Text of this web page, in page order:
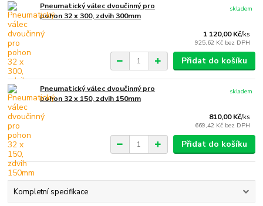
Pneumatický válec dvoučinný pro
pohon 32 x 300, zdvih 300mm
1 120,00 Kč/ks
925,62 Kč bez DPH
skladem
Přidat do košíku
Pneumatický válec dvoučinný pro
pohon 32 x 150, zdvih 150mm
810,00 Kč/ks
669,42 Kč bez DPH
skladem
Přidat do košíku
Kompletní specifikace